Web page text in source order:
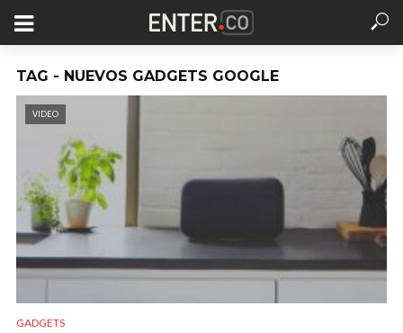
TAG - NUEVOS GADGETS GOOGLE
VIDEO
GADGETS